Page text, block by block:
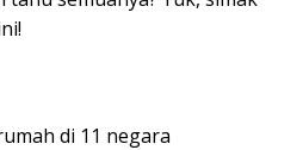
di 11 negara